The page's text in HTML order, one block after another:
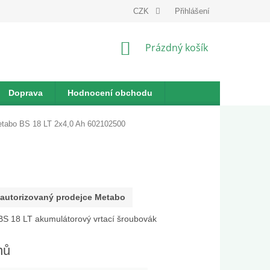
CZK Přihlášení
NÁKUPNÍ
Prázdný košík
Doprava Hodnocení obchodu
BS 18 LT 2x4,0 Ah 602102500
prodejce Metabo
18 LT akumulátorový vrtací šroubovák